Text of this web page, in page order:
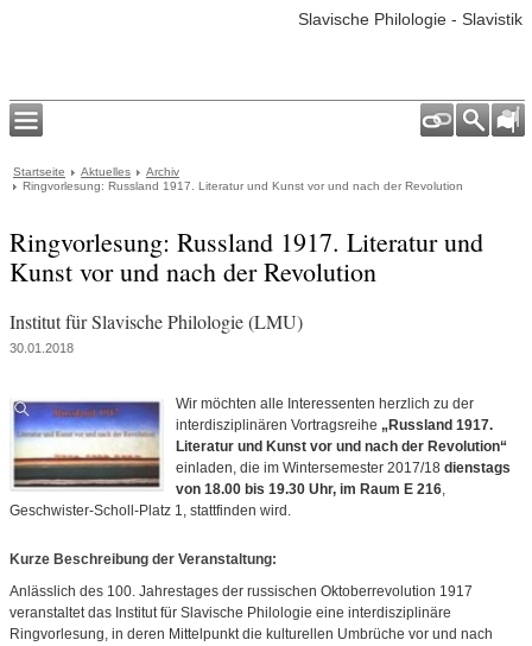
Slavische Philologie - Slavistik
Startseite Aktuelles
Archiv
Ringvorlesung: Russland 1917. Literatur und Kunst vor und nach der Revolution
Ringvorlesung: Russland 1917. Literatur und
Kunst vor und nach der Revolution
Institut für Slavische Philologie (LMU)
30.01.2018
Wir möchten alle Interessenten herzlich zu der
interdisziplinären Vortragsreihe „Russland 1917.
Literatur und Kunst vor und nach der Revolution“
einladen, die im Wintersemester 2017/18 dienstags
von 18.00 bis 19.30 Uhr, im Raum E 216,
Geschwister-Scholl-Platz 1, stattfinden wird.
Kurze Beschreibung der Veranstaltung:
Anlässlich des 100. Jahrestages der russischen Oktoberrevolution 1917
veranstaltet das Institut für Slavische Philologie eine interdisziplinäre
Ringvorlesung, in deren Mittelpunkt die kulturellen Umbrüche vor und nach